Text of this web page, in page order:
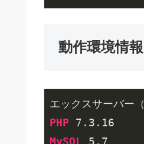
動作環境情報
エックスサーバー（
PHP 7 .3 .16